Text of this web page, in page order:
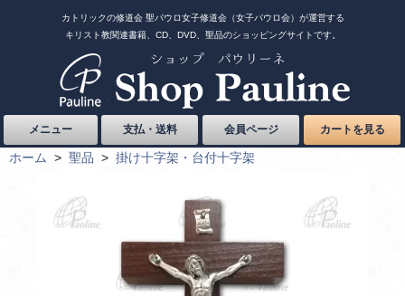
カトリックの修道会 聖パウロ女子修道会（女子パウロ会）が運営する
キリスト教関連書籍、CD、DVD、聖品のショッピングサイトです。
メニュー 支払・送料 会員ページ カートを見る
ホーム > 聖品 > 掛け十字架・台付十字架